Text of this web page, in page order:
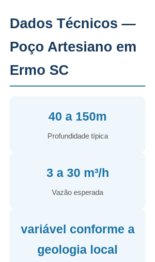
Dados Técnicos —
Poço Artesiano em
Ermo SC
40 a 150m
Profundidade típica
3 a 30 m³/h
Vazão esperada
variável conforme a
geologia local